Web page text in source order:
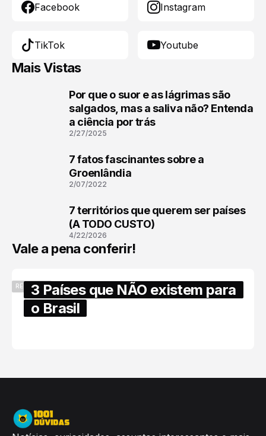
Facebook Instagram
TikTok Youtube
Mais Vistas
Por que o suor e as lágrimas são
salgados, mas a saliva não? Entenda
a ciência por trás
2/27/2025
7 fatos fascinantes sobre a
Groenlândia
2/07/2022
7 territórios que querem ser países
(A TODO CUSTO)
4/22/2026
Vale a pena conferir!
RECENTES3 Países que NÃO existem para
o Brasil